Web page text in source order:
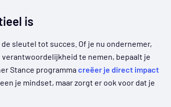
is
sleutel tot succes. Of je nu ondernemer,
te nemen, bepaalt je
Stance programma creëer je direct impact
je mindset, maar zorgt er ook voor dat je